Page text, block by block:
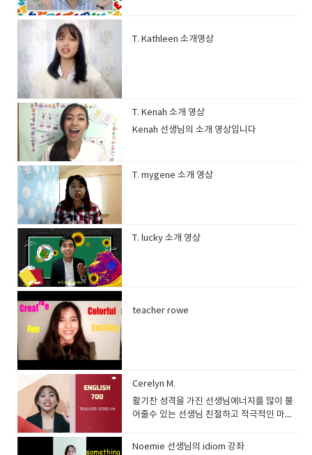
T. Kathleen 소개영상
T. Kenah 소개 영상
T. mygene 소개 영상
T. lucky 소개 영상
teacher rowe
Cerelyn M.
활기찬 성격을 가진 선생님에너지를 많이 불
어줄수 있는 선생님 친절하고 적극적인 마인
Noemie 선생님의 idiom 강좌